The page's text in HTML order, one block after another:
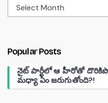
Popular Posts
నైట్ పార్టీలో ఆ హీరోతో
మధ్యా ఏం జరుగుతోంది?!